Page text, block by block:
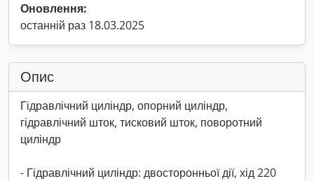
Оновлення:
останній раз 18.03.2025
Опис
Гідравлічний циліндр, опорний циліндр,
гідравлічний шток, тисковий шток, поворотний
циліндр
- Гідравлічний циліндр: двосторонньої дії, хід 220